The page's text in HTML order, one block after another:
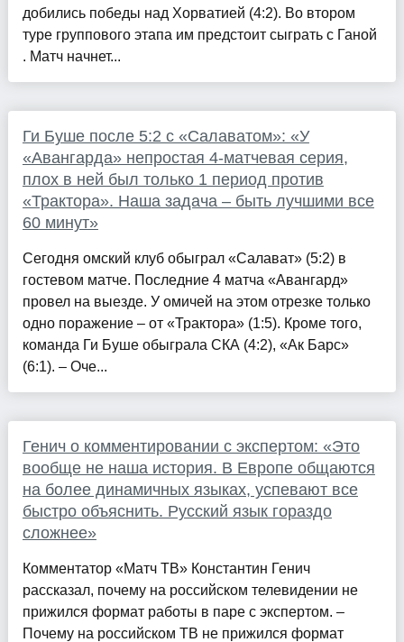
добились победы над Хорватией (4:2). Во втором
туре группового этапа им предстоит сыграть с Ганой
. Матч начнет...
Ги Буше после 5:2 с «Салаватом»: «У
«Авангарда» непростая 4-матчевая серия,
плох в ней был только 1 период против
«Трактора». Наша задача – быть лучшими все
60 минут»
Сегодня омский клуб обыграл «Салават» (5:2) в
гостевом матче. Последние 4 матча «Авангард»
провел на выезде. У омичей на этом отрезке только
одно поражение – от «Трактора» (1:5). Кроме того,
команда Ги Буше обыграла СКА (4:2), «Ак Барс»
(6:1). – Оче...
Генич о комментировании с экспертом: «Это
вообще не наша история. В Европе общаются
на более динамичных языках, успевают все
быстро объяснить. Русский язык гораздо
сложнее»
Комментатор «Матч ТВ» Константин Генич
рассказал, почему на российском телевидении не
прижился формат работы в паре с экспертом. –
Почему на российском ТВ не прижился формат